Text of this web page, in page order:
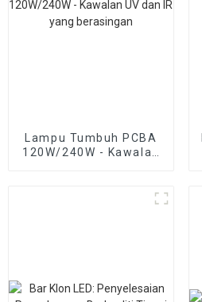
Lampu Tumbuh PCBA
120W/240W - Kawalan